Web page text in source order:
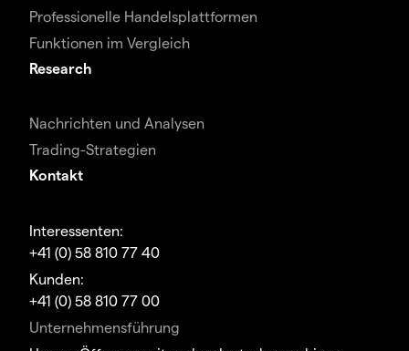
Professionelle Handelsplattformen
Funktionen im Vergleich
Research
Nachrichten und Analysen
Trading-Strategien
Kontakt
Interessenten:
+41 (0) 58 810 77 40
Kunden:
+41 (0) 58 810 77 00
Unternehmensführung